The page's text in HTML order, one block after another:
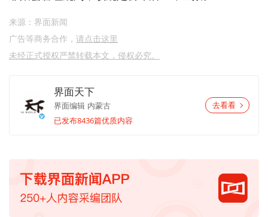
来源：界面新闻
广告等商务合作， 请点击这里
未经正式授权严禁转载本文，侵权必究。
界面天下
界面编辑 内蒙古
已发布8436篇优质内容
去看看